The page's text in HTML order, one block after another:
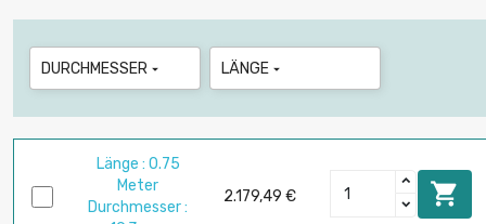
DURCHMESSER  LÄNGE 
Länge : 0.75
Meter
Durchmesser :
2.179,49 € 